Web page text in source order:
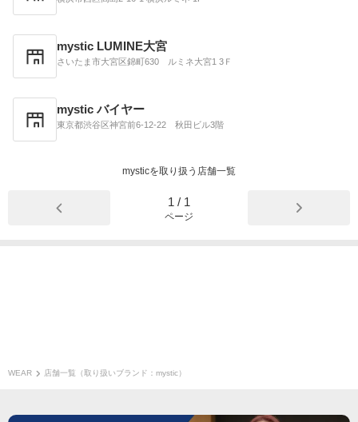
mystic LUMINE大宮
さいたま市大宮区錦町630 ルミネ大宮1 3Ｆ
mystic バイヤー
東京都渋谷区神宮前6-12-22 秋田ビル3階
mysticを取り扱う店舗一覧
1 / 1
ページ
WEAR 店舗一覧（取り扱いブランド：mystic）